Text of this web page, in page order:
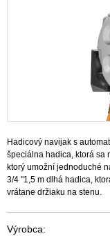
Hadicový navijak s
špeciálna hadica, ktorá sa
ktorý umožní jednoduché
3/4 "1,5 m dlhá hadica,
vrátane držiaku na stenu.
Výrobca: